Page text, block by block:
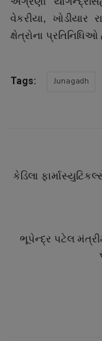
વેકરીયા,
ક્ષેત્રોના
Tags: Junagadh
કેડિલા
ભૂપેન્દ્ર પટેલ